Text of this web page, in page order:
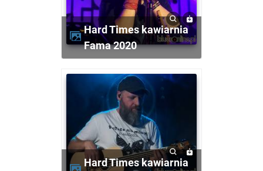
Hard Times kawiarnia
Fama 2020
Hard Times kawiarnia